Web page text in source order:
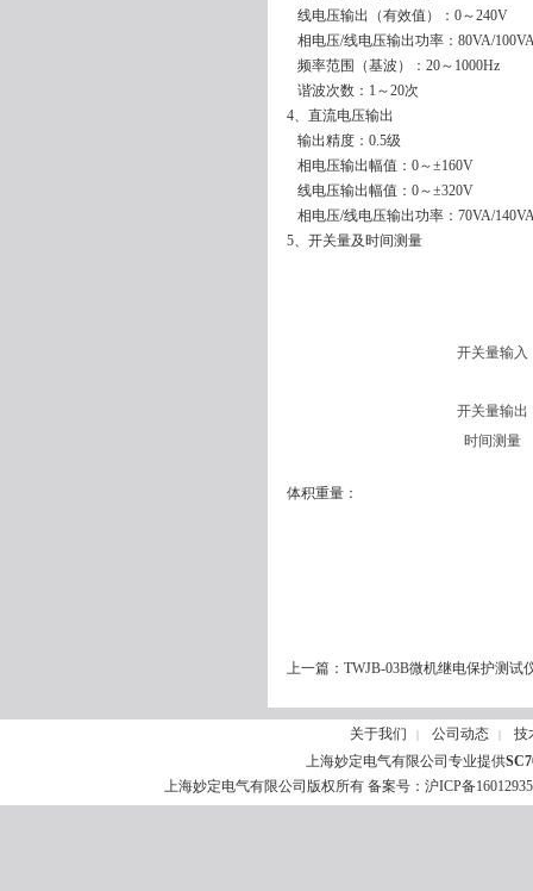
线电压输出（有效值）：0～240V
相电压/线电压输出功率：80VA/
频率范围（基波）：20～1000Hz
谐波次数：1～20次
4、直流电压输出
输出精度：0.5级
相电压输出幅值：0～±160V
线电压输出幅值：0～±320V
相电压/线电压输出功率：70VA/
5、开关量及时间测量
开关量输入
开关量输出
时间测量
体积重量：
上一篇： TWJB-03B微机继电保护测试
关于我们 | 公司动态 |
技
上海妙定电气有限公司专业提供
上海妙定电气有限公司版权所有 备案号： 沪ICP备